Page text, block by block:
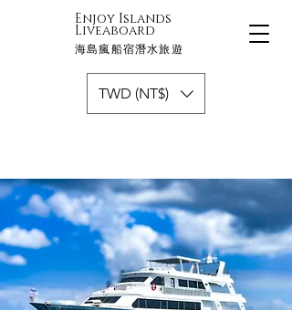
Enjoy Islands
Liveaboard
海島瘋船宿潛水旅遊
TWD (NT$)